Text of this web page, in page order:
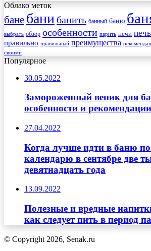
Облако меток
бане бани банить банный баню
выбрать обзор особенности парить печи печь
правильно правильный преимущества
своими
Популярное
30.05.2022
Замороженный веник для
особенности и
27.04.2022
Когда лучше идти в баню
календарю в сентябре две
девятнадцать года
13.09.2022
Полезные и вредные
как следует пить в период
© Copyright 2026, Senak.ru